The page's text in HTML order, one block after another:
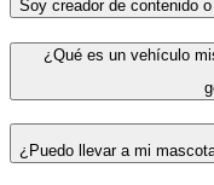
Soy creador de contenido
¿Qué es un vehículo
¿Puedo llevar a mi